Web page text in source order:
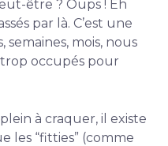
être ? Oups ! Eh
par là. C’est une
semaines, mois, nous
occupés pour
à craquer, il existe
les “fitties” (comme